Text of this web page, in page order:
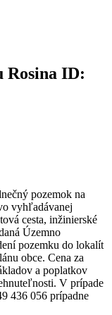
Rosina ID:
pozemok na
vyhľadávanej
cesta, inžinierské
Územno
pozemku do lokalít
obce. Cena za
a poplatkov
V prípade
436 056 prípadne